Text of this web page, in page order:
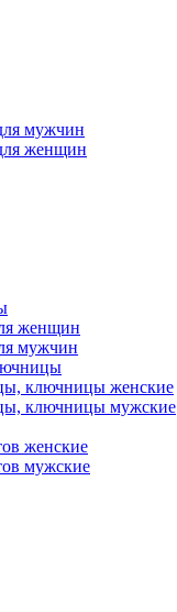
мужчин
женщин
женщин
мужчин
ключницы женские
ключницы мужские
женские
мужские